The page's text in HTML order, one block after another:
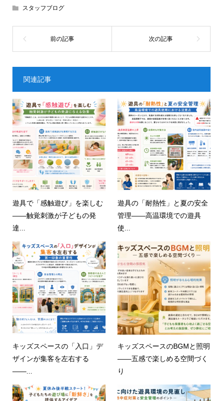
スタッフブログ
関連記事
遊具で「感触遊び」を楽しむ
——触覚刺激が子どもの発
達...
遊具の「耐熱性」と夏の安全
管理——高温環境での遊具
使...
キッズスペースの「入口」デ
ザインが集客を左右する
——...
キッズスペースのBGMと照明
——五感で楽しめる空間づく
り